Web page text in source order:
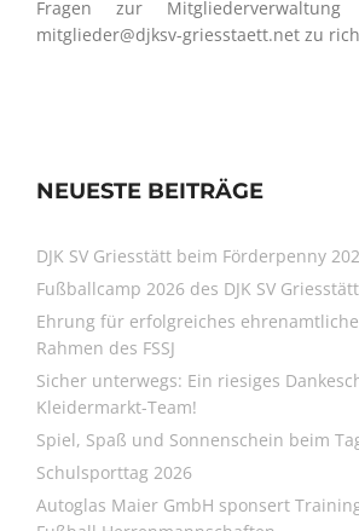
Fragen zur
mitglieder@djksv-griesstaett.net zu
NEUESTE BEITRÄGE
DJK SV Griesstätt beim Förderpenny
Fußballcamp 2026 des DJK SV Griesstätt
Ehrung für erfolgreiches
Rahmen des FSSJ
Sicher unterwegs: Ein riesiges
Kleidermarkt-Team!
Spiel, Spaß und Sonnenschein beim
Schulsporttag 2026
Autoglas Maier GmbH sponsert